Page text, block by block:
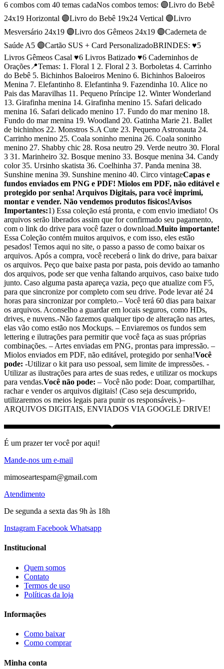
6 combos com 40 temas cadaNos combos temos: 🟣Livro do Bebê
24x19 Horizontal 🟣Livro do Bebê 19x24 Vertical 🟣Livro
Mesversário 24x19 🟣Livro dos Gêmeos 24x19 🟣Caderneta de
Saúde A5 🟣Cartão SUS + Card PersonalizadoBRINDES: ♥️5
Livros Gêmeos Casal ♥️6 Livros Batizado ♥️6 Caderninhos de
Orações📍Temas: 1. Floral 1 2. Floral 2 3. Borboletas 4. Carrinho
do Bebê 5. Bichinhos Baloeiros Menino 6. Bichinhos Baloeiros
Menina 7. Elefantinho 8. Elefantinha 9. Fazendinha 10. Alice no
Pais das Maravilhas 11. Pequeno Príncipe 12. Winter Wonderland
13. Girafinha menina 14. Girafinha menino 15. Safari delicado
menina 16. Safari delicado menino 17. Fundo do mar menino 18.
Fundo do mar menina 19. Woodland 20. Gatinha Marie 21. Ballet
de bichinhos 22. Monstros S.A Cute 23. Pequeno Astronauta 24.
Carrinho menino 25. Coala soninho menina 26. Coala soninho
menino 27. Shabby chic 28. Rosa neutro 29. Verde neutro 30. Floral
3 31. Marinheiro 32. Bosque menino 33. Bosque menina 34. Candy
color 35. Ursinho skatista 36. Coelhinha 37. Panda menina 38.
Sunshine menina 39. Sunshine menino 40. Circo vintageCapas e
fundos enviados em PNG e PDF! Miolos em PDF, não editável e
protegido por senha! Arquivos Digitais, para você imprimi,
montar e vender. Não vendemos produtos físicos!Avisos
Importantes:1) Essa coleção está pronta, e com envio imediato! Os
arquivos serão liberados assim que for confirmado seu pagamento,
com o link do drive para você fazer o download.Muito importante!
Essa Coleção contém muitos arquivos, e com isso, eles estão
pesados! Temos aqui no site, o passo a passo de como baixar os
arquivos. Após a compra, você receberá o link do drive, para baixar
os arquivos. Peço que baixe pasta por pasta, pois devido ao tamanho
dos arquivos, pode ser que venha faltando arquivos, caso baixe tudo
junto. Caso alguma pasta apareça vazia, peço que atualize com F5,
para que sincronize por completo com seu drive. Pode levar até 24
horas para sincronizar por completo.– Você terá 60 dias para baixar
os arquivos. Aconselho a guardar em locais seguros, como HDs,
drives, e nuvens.-Não fazemos qualquer tipo de alteração nas artes,
elas vão como estão nos Mockups. – Enviaremos os fundos sem
lettering e ilutrações para permitir que você faça as suas próprias
combinações. – Artes enviadas em PNG, prontas para impressão. –
Miolos enviados em PDF, não editável, protegido por senha!Você
pode: -Utilizar o kit para uso pessoal, sem limite de impressões. -
Utilizar as ilustrações para artes de suas redes, e utilizar os mockups
para vendas.Você não pode: – Você não pode: Doar, compartilhar,
rachar e vender os arquivos digitais! (Caso seja descumprido,
utilizaremos os meios legais para punir os responsáveis.)–
ARQUIVOS DIGITAIS, ENVIADOS VIA GOOGLE DRIVE!
É um prazer ter você por aqui!
Mande-nos um e-mail
mimoseartespam@gmail.com
Atendimento
De segunda a sexta das 9h às 18h
Instagram Facebook Whatsapp
Institucional
Quem somos
Contato
Termos de uso
Políticas da loja
Informações
Como baixar
Como comprar
Minha conta